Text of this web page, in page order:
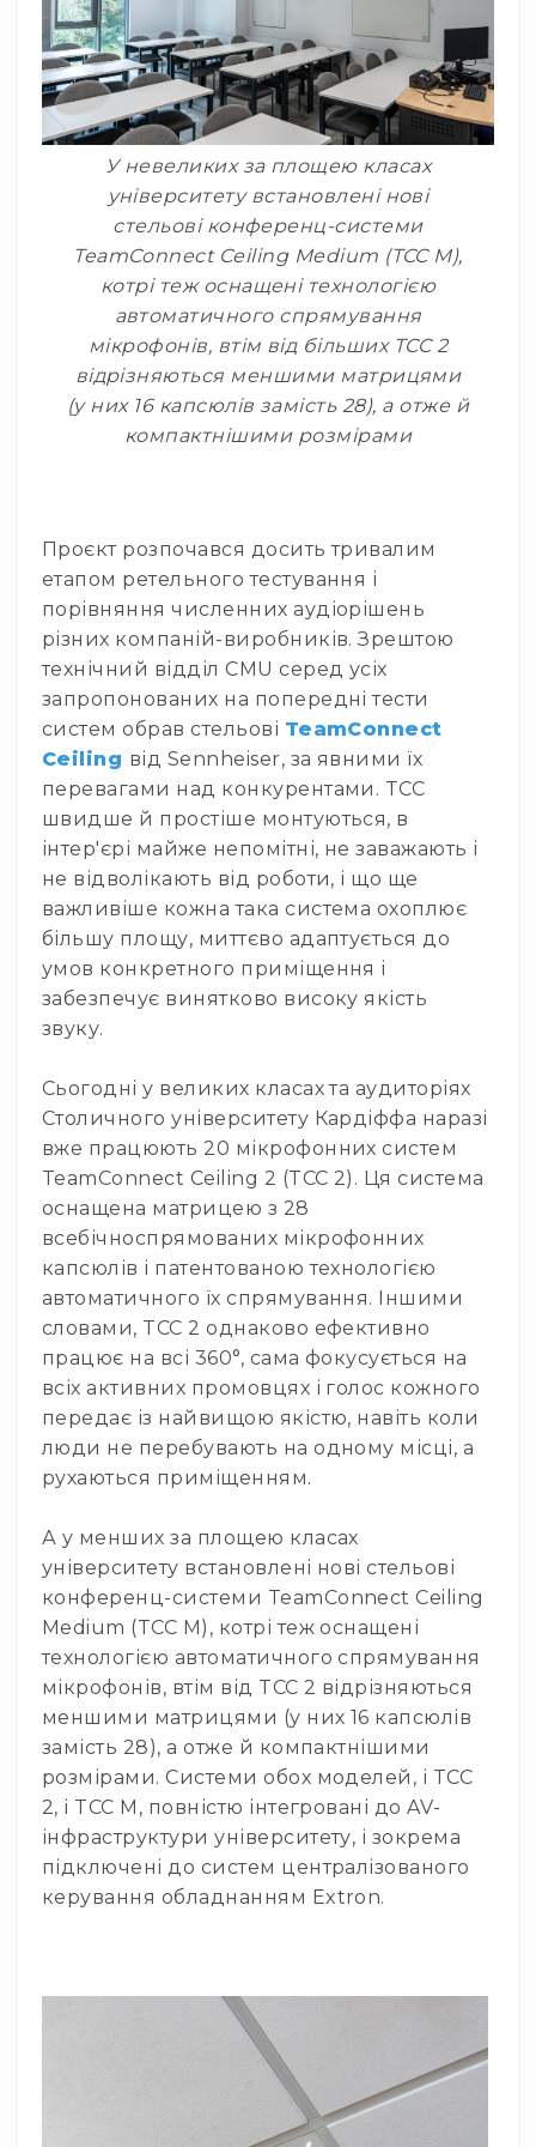
Конференційні
системи
Бари
Системи
синхронного
перекладу
Презентаційні/
екскурсійні
системи
Системи
службового
зв'язку
Панелі
керування
Процесори
та
консолі
Аудіоінтерфейси
Процесори
та
кросовери
Сплітери,
суматори,
ді-
бокси
Аксесуари
та
компоненти
Аудикомп'ютери
Програмне
забезпечення
Стаціонарні
Накамерні
Аксесуари
та
компоненти
Програвачі/
ресівери/
ЦАПи
Програвачі
вінілу
Ресивери
та
програвачі
ЦАПи
та
Док-
станції
Аксесуари
та
комплектуючі
Світло
Динамічне
світло
Прилади
LED
Прилади
LED
мультиспектральні
Прилади
з
газоразрядною
лампою
Прилади
лазерні
У невеликих за площею класах
університету встановлені нові
стельові конференц-системи
TeamConnect Ceiling Medium (TCC M),
котрі теж оснащені технологією
автоматичного спрямування
мікрофонів, втім від більших TCC 2
відрізняються меншими матрицями
(у них 16 капсюлів замість 28), а отже й
компактнішими розмірами
Проєкт розпочався досить тривалим
етапом ретельного тестування і
порівняння численних аудіорішень
різних компаній-виробників. Зрештою
технічний відділ CMU серед усіх
запропонованих на попередні тести
систем обрав стельові TeamConnect
Ceiling від Sennheiser, за явними їх
перевагами над конкурентами. TCC
швидше й простіше монтуються, в
інтер'єрі майже непомітні, не заважають і
не відволікають від роботи, і що ще
важливіше кожна така система охоплює
більшу площу, миттєво адаптується до
умов конкретного приміщення і
забезпечує винятково високу якість
звуку.
Сьогодні у великих класах та аудиторіях
Столичного університету Кардіффа наразі
вже працюють 20 мікрофонних систем
TeamConnect Ceiling 2 (TCC 2). Ця система
оснащена матрицею з 28
всебічноспрямованих мікрофонних
капсюлів і патентованою технологією
автоматичного їх спрямування. Іншими
словами, TCC 2 однаково ефективно
працює на всі 360°, сама фокусується на
всіх активних промовцях і голос кожного
передає із найвищою якістю, навіть коли
люди не перебувають на одному місці, а
рухаються приміщенням.
А у менших за площею класах
університету встановлені нові стельові
конференц-системи TeamConnect Ceiling
Medium (TCC M), котрі теж оснащені
технологією автоматичного спрямування
мікрофонів, втім від TCC 2 відрізняються
меншими матрицями (у них 16 капсюлів
замість 28), а отже й компактнішими
розмірами. Системи обох моделей, і TCC
2, і TCC M, повністю інтегровані до AV-
інфраструктури університету, і зокрема
підключені до систем централізованого
керування обладнанням Extron.